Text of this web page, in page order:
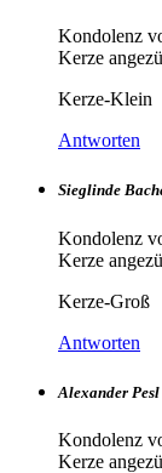
Kondolenz
Kerze
Kerze-Klein
Antworten
Sieglinde
Kondolenz
Kerze
Kerze-Groß
Antworten
Alexander Pesl
Kondolenz
Kerze